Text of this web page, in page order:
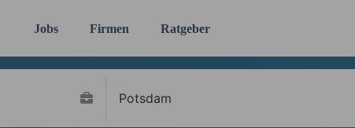
Jobs Firmen Ratgeber